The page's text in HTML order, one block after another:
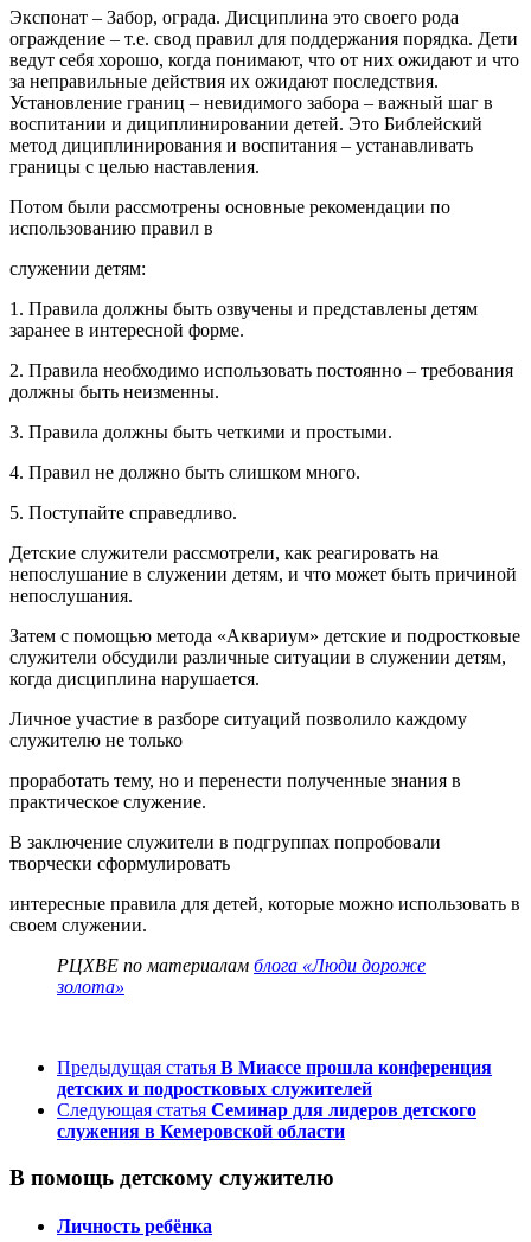
Экспонат – Забор, ограда. Дисциплина это своего рода
ограждение – т.е. свод правил для поддержания порядка. Дети
ведут себя хорошо, когда понимают, что от них ожидают и что
за неправильные действия их ожидают последствия.
Установление границ – невидимого забора – важный шаг в
воспитании и дициплинировании детей. Это Библейский
метод дициплинирования и воспитания – устанавливать
границы с целью наставления.
Потом были рассмотрены основные рекомендации по
использованию правил в
служении детям:
1. Правила должны быть озвучены и представлены детям
заранее в интересной форме.
2. Правила необходимо использовать постоянно – требования
должны быть неизменны.
3. Правила должны быть четкими и простыми.
4. Правил не должно быть слишком много.
5. Поступайте справедливо.
Детские служители рассмотрели, как реагировать на
непослушание в служении детям, и что может быть причиной
непослушания.
Затем с помощью метода «Аквариум» детские и подростковые
служители обсудили различные ситуации в служении детям,
когда дисциплина нарушается.
Личное участие в разборе ситуаций позволило каждому
служителю не только
проработать тему, но и перенести полученные знания в
практическое служение.
В заключение служители в подгруппах попробовали
творчески сформулировать
интересные правила для детей, которые можно использовать в
своем служении.
РЦХВЕ по материалам блога «Люди дороже
золота»
Предыдущая статья В Миассе прошла конференция
детских и подростковых служителей
Следующая статья Семинар для лидеров детского
служения в Кемеровской области
В помощь детскому служителю
Личность ребёнка